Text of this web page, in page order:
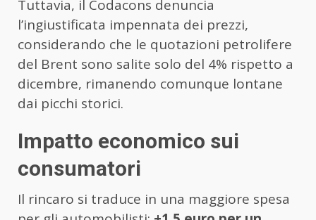
Tuttavia, il Codacons denuncia
l’ingiustificata impennata dei prezzi,
considerando che le quotazioni petrolifere
del Brent sono salite solo del 4% rispetto a
dicembre, rimanendo comunque lontane
dai picchi storici.
Impatto economico sui
consumatori
Il rincaro si traduce in una maggiore spesa